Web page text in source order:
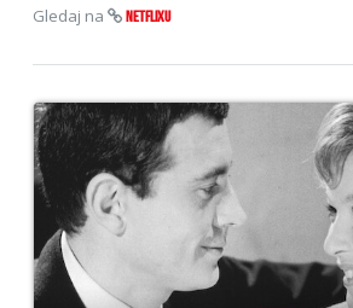
Gledaj na
NETFLIXU